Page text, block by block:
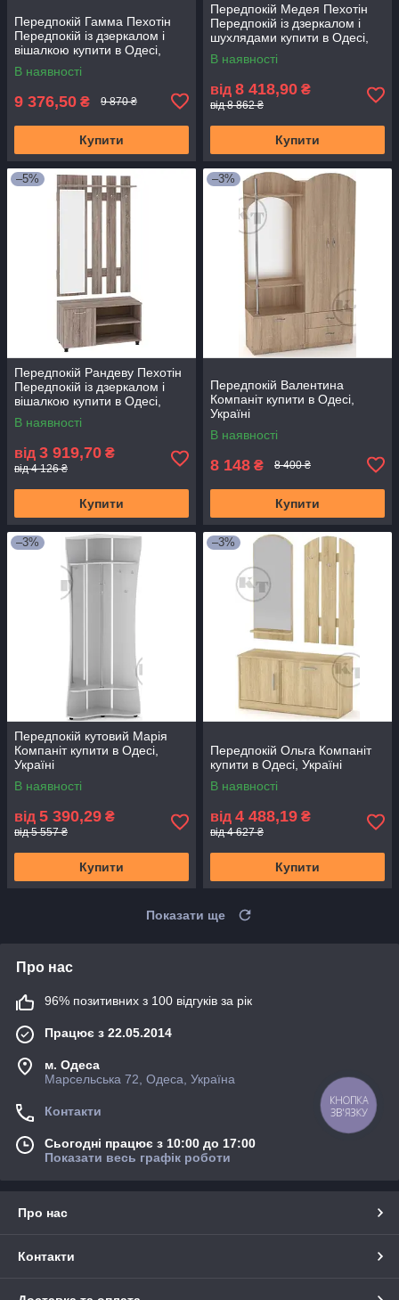
Передпокій Гамма Пехотін
Передпокій із дзеркалом і
вішалкою купити в Одесі,
Україні
В наявності
9 376,50 ₴ 9 870 ₴
Купити
Передпокій Медея Пехотін
Передпокій із дзеркалом і
шухлядами купити в Одесі,
Україні
В наявності
від 8 418,90 ₴
від 8 862 ₴
Купити
–5%
Передпокій Рандеву Пехотін
Передпокій із дзеркалом і
вішалкою купити в Одесі,
Україні
В наявності
від 3 919,70 ₴
від 4 126 ₴
Купити
–3%
Передпокій Валентина
Компаніт купити в Одесі,
Україні
В наявності
8 148 ₴ 8 400 ₴
Купити
–3%
Передпокій кутовий Марія
Компаніт купити в Одесі,
Україні
В наявності
від 5 390,29 ₴
від 5 557 ₴
Купити
–3%
Передпокій Ольга Компаніт
купити в Одесі, Україні
В наявності
від 4 488,19 ₴
від 4 627 ₴
Купити
Показати ще
Про нас
96% позитивних з 100 відгуків за рік
Працює з 22.05.2014
м. Одеса
Марсельська 72, Одеса, Україна
Контакти
Сьогодні працює з 10:00 до 17:00
Показати весь графік роботи
Про нас
Контакти
КНОПКА
ЗВ'ЯЗКУ